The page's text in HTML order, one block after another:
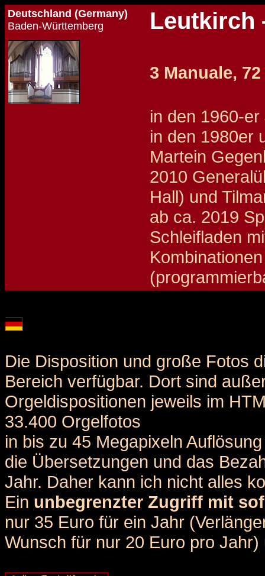
Deutschland (Germany)
Baden-Württemberg
Leutkirch
3 Manuale,
in den 1960-
in den 1980er
Martein
2010
Hall) und
ab ca. 2019
Schleifladen
Die Disposition und große Fotos
Bereich verfügbar. Dort sind
Orgeldispositionen jeweils im
33.400 Orgelfotos
in bis zu 45 Megapixeln
die Übersetzungen und das
Jahr. Daher kann ich nicht alles
Ein unbegrenzter Zugriff mit
nur 35 Euro für ein Jahr
Wunsch für nur 20 Euro pro